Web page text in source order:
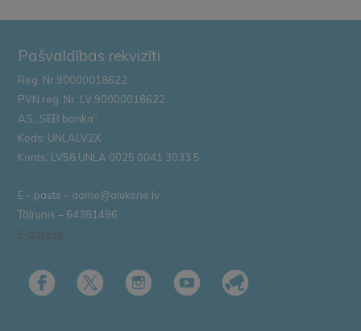
Pašvaldības rekvizīti
Reģ. Nr.90000018622
PVN reģ. Nr. LV 90000018622
AS „SEB banka”
Kods: UNLALV2X
Konts: LV58 UNLA 0025 0041 3033 5
E – pasts – dome@aluksne.lv
Tālrunis – 64381496
E-adrese